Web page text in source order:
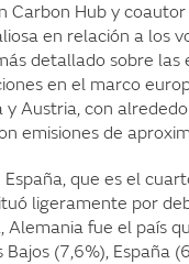
Carbon Hub y
en relación a los
detallado sobre
en el marco
y Austria, con
emisiones de
que es el
ligeramente por
fue el país
(7,6%), España